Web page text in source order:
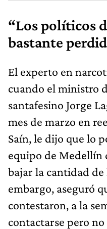
“Los políticos
bastante
El experto en
cuando el ministro
santafesino Jorge
mes de marzo en
Saín, le dijo que lo
equipo de Medellín
bajar la cantidad de
embargo, aseguró
contestaron, a la
contactarse pero